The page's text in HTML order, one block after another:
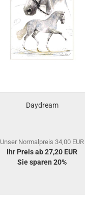
Daydream
Unser Normalpreis 34,00 EUR
Ihr Preis ab 27,20 EUR
Sie sparen 20%